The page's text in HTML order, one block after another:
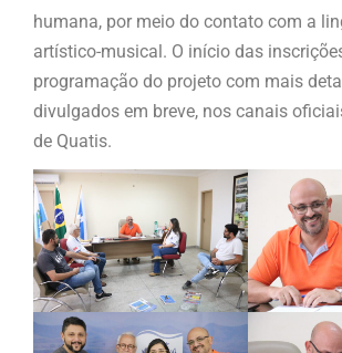
humana, por meio do contato com a
artístico-musical. O início das
programação do projeto com mais
divulgados em breve, nos canais
de Quatis.